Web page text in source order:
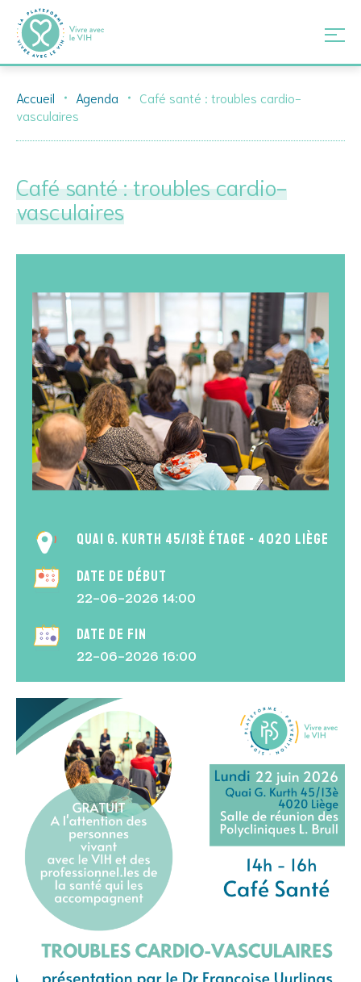
content
Accueil Agenda
Café santé : troubles cardio-
vasculaires
Café santé : troubles cardio-
vasculaires
Quai G. Kurth 45/13è étage - 4020 Liège
Date de début
22-06-2026 14:00
Date de fin
22-06-2026 16:00